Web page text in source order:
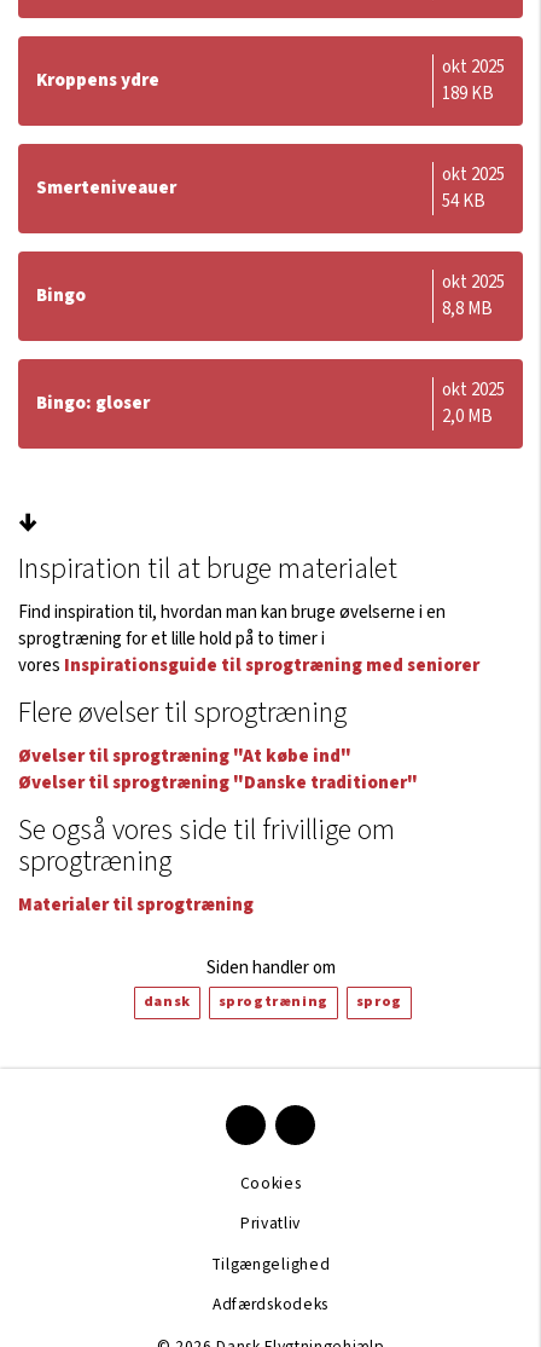
Kroppens ydre
okt 2025
189 KB
Smerteniveauer
okt 2025
54 KB
Bingo
okt 2025
8,8 MB
Bingo: gloser
okt 2025
2,0 MB
↓
Inspiration til at bruge materialet
Find inspiration til, hvordan man kan bruge øvelserne i en
sprogtræning for et lille hold på to timer i
vores Inspirationsguide til sprogtræning med seniorer
Flere øvelser til sprogtræning
Øvelser til sprogtræning "At købe ind"
Øvelser til sprogtræning "Danske traditioner"
Se også vores side til frivillige om
sprogtræning
Materialer til sprogtræning
Siden handler om
dansk sprogtræning sprog
Cookies
Privatliv
Tilgængelighed
Adfærdskodeks